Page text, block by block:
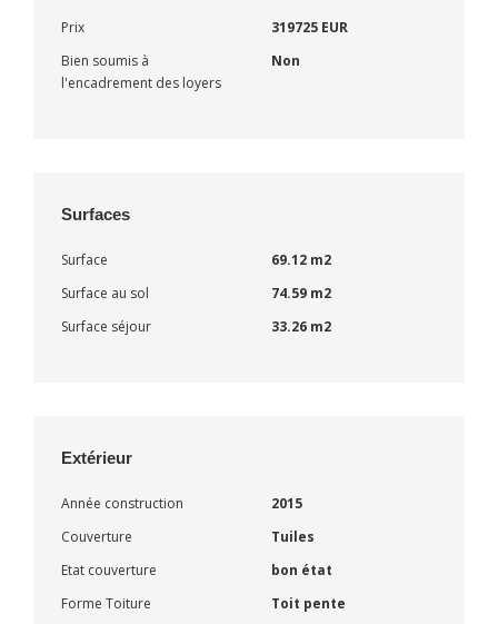
Prix
319725 EUR
Bien soumis à
l'encadrement des loyers
Non
Surfaces
Surface
69.12 m2
Surface au sol
74.59 m2
Surface séjour
33.26 m2
Extérieur
Année construction
2015
Couverture
Tuiles
Etat couverture
bon état
Forme Toiture
Toit pente